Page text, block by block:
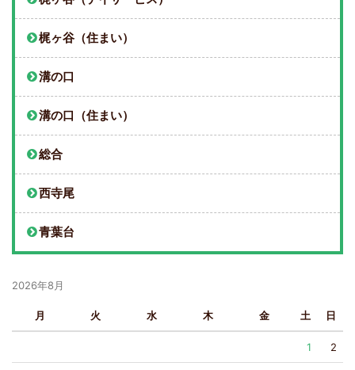
梶ヶ谷（住まい）
溝の口
溝の口（住まい）
総合
西寺尾
青葉台
2026年8月
月 火 水 木 金 土 日
1 2